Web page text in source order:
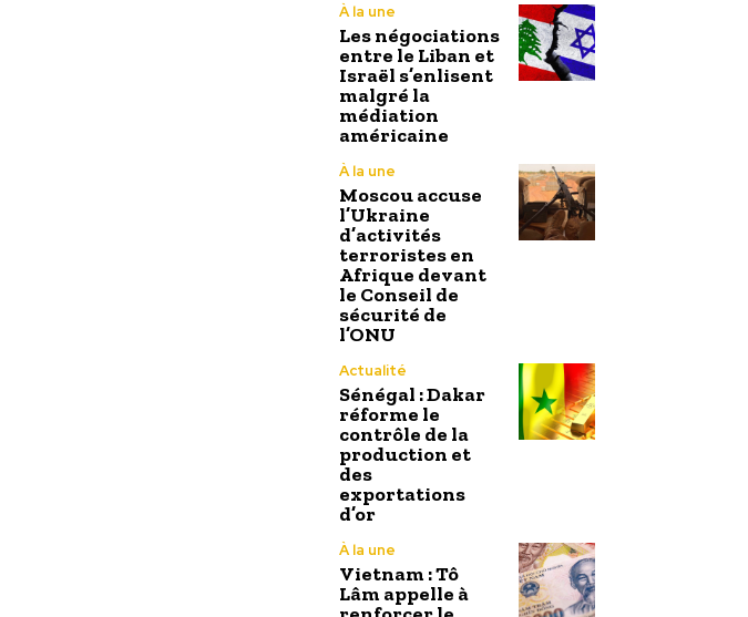
À la une
Les négociations
entre le Liban et
Israël s’enlisent
malgré la
médiation
américaine
À la une
Moscou accuse
l’Ukraine
d’activités
terroristes en
Afrique devant
le Conseil de
sécurité de
l’ONU
Actualité
Sénégal : Dakar
réforme le
contrôle de la
production et
des
exportations
d’or
À la une
Vietnam : Tô
Lâm appelle à